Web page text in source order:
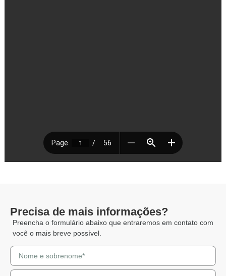
Precisa de mais informações?
Preencha o formulário abaixo que entraremos em contato com
você o mais breve possível.